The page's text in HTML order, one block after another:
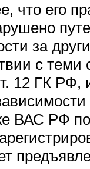
что его
за
с
12 ГК РФ,
ВАС РФ